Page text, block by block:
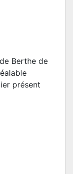
Berthe de
présent